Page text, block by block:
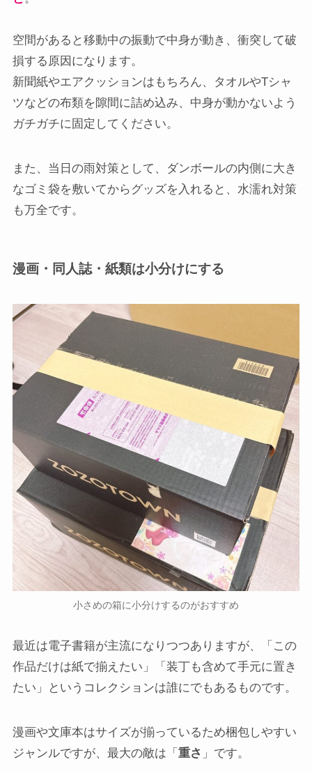
空間があると移動中の振動で中身が動き、衝突して破
損する原因になります。
新聞紙やエアクッションはもちろん、タオルやTシャ
ツなどの布類を隙間に詰め込み、中身が動かないよう
ガチガチに固定してください。
また、当日の雨対策として、ダンボールの内側に大き
なゴミ袋を敷いてからグッズを入れると、水濡れ対策
も万全です。
漫画・同人誌・紙類は小分けにする
小さめの箱に小分けするのがおすすめ
最近は電子書籍が主流になりつつありますが、「この
作品だけは紙で揃えたい」「装丁も含めて手元に置き
たい」というコレクションは誰にでもあるものです。
漫画や文庫本はサイズが揃っているため梱包しやすい
ジャンルですが、最大の敵は「 重さ 」です。